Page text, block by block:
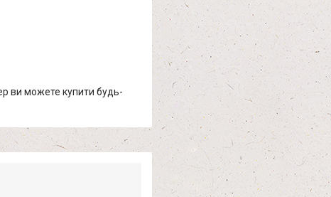
ви можете купити будь-